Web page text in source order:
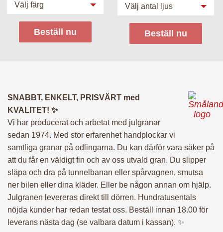
Välj färg
Beställ nu
Välj antal ljus
Beställ nu
SNABBT, ENKELT, PRISVÄRT med
KVALITET! ✨
Vi har producerat och arbetat med julgranar
sedan 1974. Med stor erfarenhet handplockar vi
samtliga granar på odlingarna. Du kan därför vara säker på
att du får en väldigt fin och av oss utvald gran. Du slipper
släpa och dra på tunnelbanan eller spårvagnen, smutsa
ner bilen eller dina kläder. Eller be någon annan om hjälp.
Julgranen levereras direkt till dörren. Hundratusentals
nöjda kunder har redan testat oss. Beställ innan 18.00 för
leverans nästa dag (se valbara datum i kassan). ✨